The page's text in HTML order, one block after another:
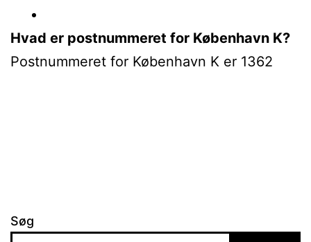
Hvad er postnummeret for København K?
Postnummeret for København K er 1362
Søg